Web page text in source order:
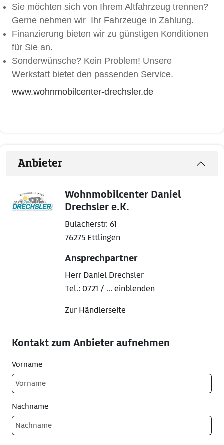
Sie möchten sich von Ihrem Altfahrzeug trennen?
Gerne nehmen wir Ihr Fahrzeuge in Zahlung.
Finanzierung bieten wir zu günstigen Konditionen
für Sie an.
Sonderwünsche? Kein Problem! Unsere
Werkstatt bietet den passenden Service.
www.wohnmobilcenter-drechsler.de
Anbieter
Wohnmobilcenter Daniel
Drechsler e.K.
Bulacherstr. 61
76275 Ettlingen
Ansprechpartner
Herr Daniel Drechsler
Tel.: 0721 / ... einblenden
Zur Händlerseite
Kontakt zum Anbieter aufnehmen
Vorname
Nachname